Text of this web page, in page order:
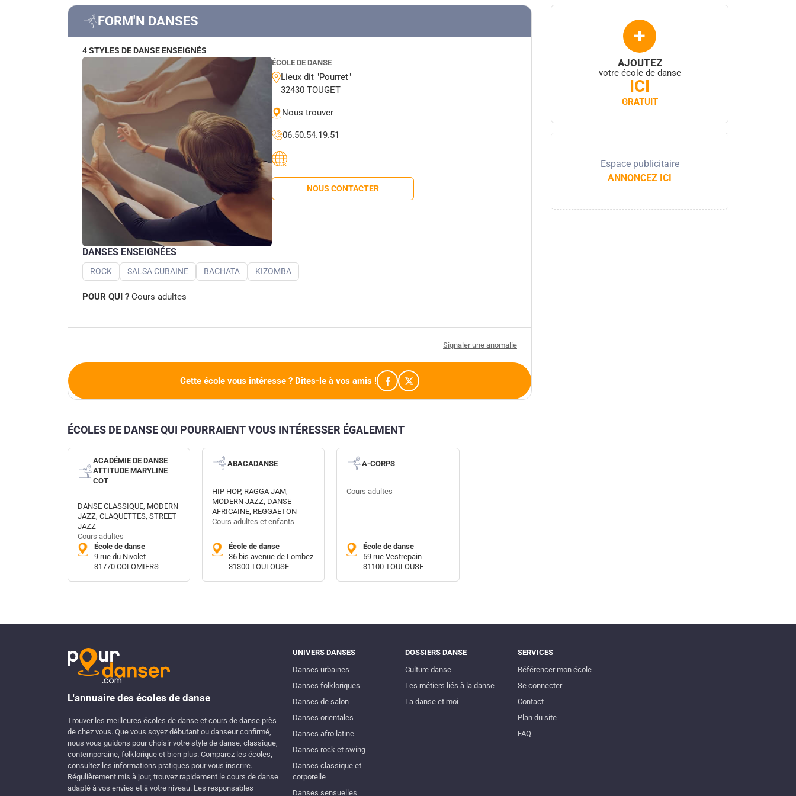
FORM'N DANSES
4 STYLES DE DANSE ENSEIGNÉS
ÉCOLE DE DANSE
Lieux dit "Pourret"
32430 TOUGET
Nous trouver
06.50.54.19.51
NOUS CONTACTER
DANSES ENSEIGNÉES
ROCK SALSA CUBAINE BACHATA KIZOMBA
POUR QUI ? Cours adultes
Signaler une anomalie
Cette école vous intéresse ? Dites-le à vos amis !
+
AJOUTEZ
votre école de danse
ICI
GRATUIT
Espace publicitaire
ANNONCEZ ICI
ÉCOLES DE DANSE QUI POURRAIENT VOUS INTÉRESSER ÉGALEMENT
ACADÉMIE DE DANSE
ATTITUDE MARYLINE
COT
DANSE CLASSIQUE, MODERN
JAZZ, CLAQUETTES, STREET
JAZZ
Cours adultes
École de danse
9 rue du Nivolet
31770 COLOMIERS
ABACADANSE
HIP HOP, RAGGA JAM,
MODERN JAZZ, DANSE
AFRICAINE, REGGAETON
Cours adultes et enfants
École de danse
36 bis avenue de Lombez
31300 TOULOUSE
A-CORPS
Cours adultes
École de danse
59 rue Vestrepain
31100 TOULOUSE
L'annuaire des écoles de danse
Trouver les meilleures écoles de danse et cours de danse près
de chez vous. Que vous soyez débutant ou danseur confirmé,
nous vous guidons pour choisir votre style de danse, classique,
contemporaine, folklorique et bien plus. Comparez les écoles,
consultez les informations pratiques pour vous inscrire.
Régulièrement mis à jour, trouvez rapidement le cours de danse
adapté à vos envies et à votre niveau. Les responsables
UNIVERS DANSES
Danses urbaines
Danses folkloriques
Danses de salon
Danses orientales
Danses afro latine
Danses rock et swing
Danses classique et
corporelle
Danses sensuelles
DOSSIERS DANSE
Culture danse
Les métiers liés à la danse
La danse et moi
SERVICES
Référencer mon école
Se connecter
Contact
Plan du site
FAQ